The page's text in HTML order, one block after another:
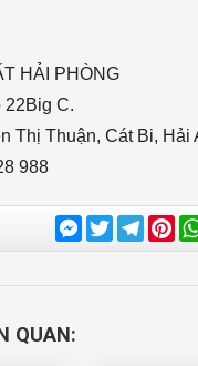
HẢI PHÒNG
22Big C.
Thị Thuận, Cát Bi, Hải
988
Messenger
Twitter
QUAN: